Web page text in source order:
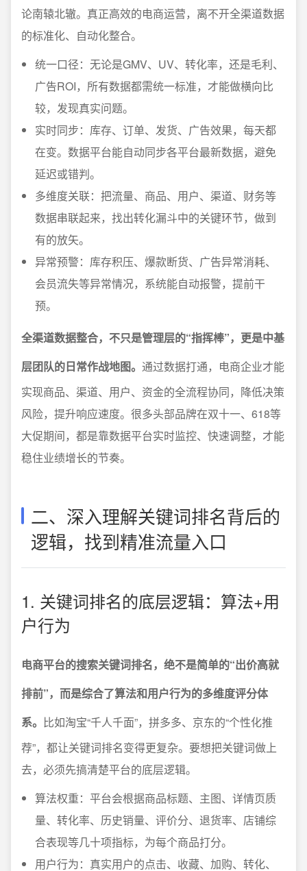
论南辕北辙。真正高效的电商运营，离不开全渠道数据
的标准化、自动化整合。
统一口径：无论是GMV、UV、转化率，还是毛利、
广告ROI，所有数据都需统一标准，才能做横向比
较，发现真实问题。
实时同步：库存、订单、发货、广告效果，每天都
在变。数据平台能自动同步各平台最新数据，避免
延迟或错判。
多维度关联：把流量、商品、用户、渠道、财务等
数据串联起来，找出转化漏斗中的关键环节，做到
有的放矢。
异常预警：库存积压、爆款断货、广告异常消耗、
会员流失等异常情况，系统能自动报警，提前干
预。
全渠道数据整合，不只是管理层的“指挥棒”，更是中基
层团队的日常作战地图。 通过数据打通，电商企业才能
实现商品、渠道、用户、资金的全流程协同，降低决策
风险，提升响应速度。很多头部品牌在双十一、618等
大促期间，都是靠数据平台实时监控、快速调整，才能
稳住业绩增长的节奏。
二、深入理解关键词排名背后的
逻辑，找到精准流量入口
1. 关键词排名的底层逻辑：算法+用
户行为
电商平台的搜索关键词排名，绝不是简单的“出价高就
排前”，而是综合了算法和用户行为的多维度评分体
系。 比如淘宝“千人千面”，拼多多、京东的“个性化推
荐”，都让关键词排名变得更复杂。要想把关键词做上
去，必须先搞清楚平台的底层逻辑。
算法权重：平台会根据商品标题、主图、详情页质
量、转化率、历史销量、评价分、退货率、店铺综
合表现等几十项指标，为每个商品打分。
用户行为：真实用户的点击、收藏、加购、转化、